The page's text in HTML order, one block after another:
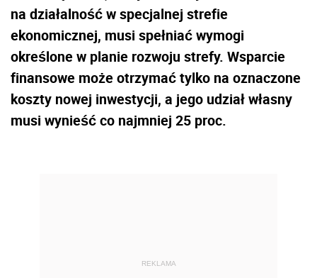
na działalność w specjalnej strefie
ekonomicznej, musi spełniać wymogi
określone w planie rozwoju strefy. Wsparcie
finansowe może otrzymać tylko na oznaczone
koszty nowej inwestycji, a jego udział własny
musi wynieść co najmniej 25 proc.
REKLAMA